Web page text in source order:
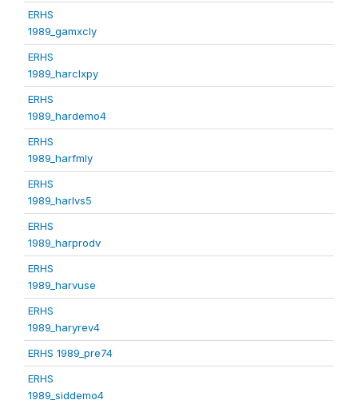
ERHS
1989_gamxcly
ERHS
1989_harclxpy
ERHS
1989_hardemo4
ERHS
1989_harfmly
ERHS
1989_harlvs5
ERHS
1989_harprodv
ERHS
1989_harvuse
ERHS
1989_haryrev4
ERHS 1989_pre74
ERHS
1989_siddemo4